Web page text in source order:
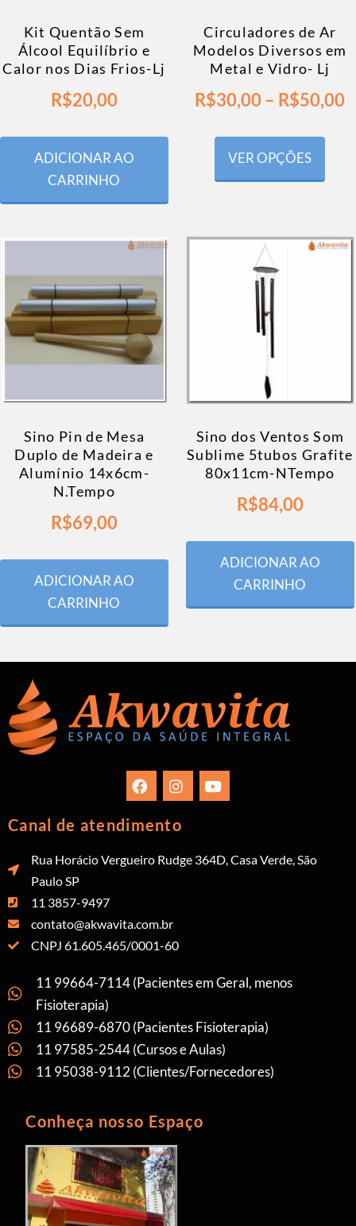
Kit Quentão Sem
Álcool Equilíbrio e
Calor nos Dias Frios-Lj
R$20,00
ADICIONAR AO
CARRINHO
Circuladores de Ar
Modelos Diversos em
Metal e Vidro- Lj
R$30,00– R$50,00
VER OPÇÕES
Sino Pin de Mesa
Duplo de Madeira e
Alumínio 14x6cm-
N.Tempo
R$69,00
ADICIONAR AO
CARRINHO
Sino dos Ventos Som
Sublime 5tubos Grafite
80x11cm-NTempo
R$84,00
ADICIONAR AO
CARRINHO
Canal de atendimento
Rua Horácio Vergueiro Rudge 364D, Casa Verde, São
Paulo SP
11 3857-9497
contato@akwavita.com.br
CNPJ 61.605.465/0001-60
11 99664-7114 (Pacientes em Geral, menos
Fisioterapia)
11 96689-6870 (Pacientes Fisioterapia)
11 97585-2544 (Cursos e Aulas)
11 95038-9112 (Clientes/Fornecedores)
Conheça nosso Espaço